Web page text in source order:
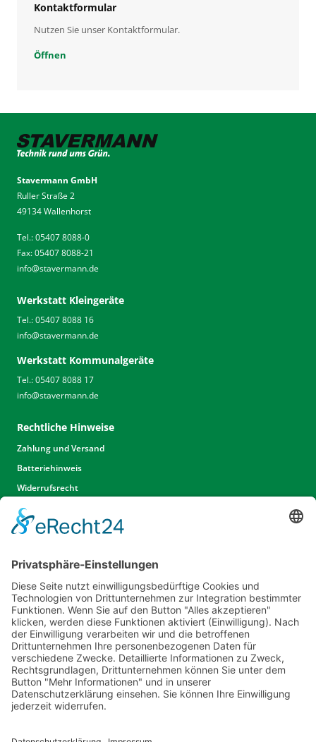
Kontaktformular
Nutzen Sie unser Kontaktformular.
Öffnen
Stavermann GmbH
Ruller Straße 2
49134 Wallenhorst
Tel.: 05407 8088-0
Fax: 05407 8088-21
info@stavermann.de
Werkstatt Kleingeräte
Tel.: 05407 8088 16
info@stavermann.de
Werkstatt Kommunalgeräte
Tel.: 05407 8088 17
info@stavermann.de
Rechtliche Hinweise
Zahlung und Versand
Batteriehinweis
Widerrufsrecht
Widerrufsrecht Dienstleistungen
AGB
Unsere Website
Unser Angebot
Service
Standorte
Karriere
Events & Termine
Kontakt
Kommunal- & Profitechnik